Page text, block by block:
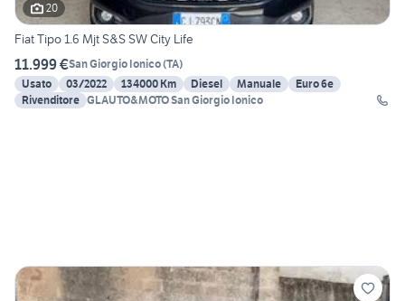
20
Fiat Tipo 1.6 Mjt S&S SW City Life
11.999 €San Giorgio Ionico(TA)
Usato
03/2022 134000 Km Diesel Manuale
Euro 6e
Rivenditore GLAUTO&MOTO San Giorgio Ionico